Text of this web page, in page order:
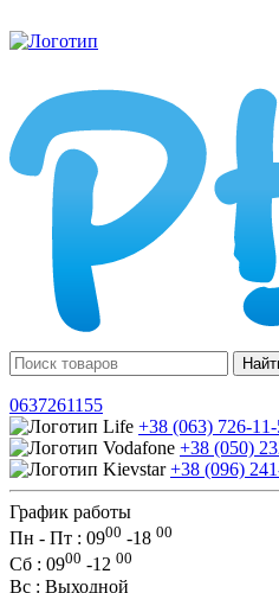
0637261155
+38 (063) 726-
+38 (050)
+38 (096)
График работы
Пн - Пт : 0900 -18 00
Сб : 0900 -12 00
Вс : Выходной